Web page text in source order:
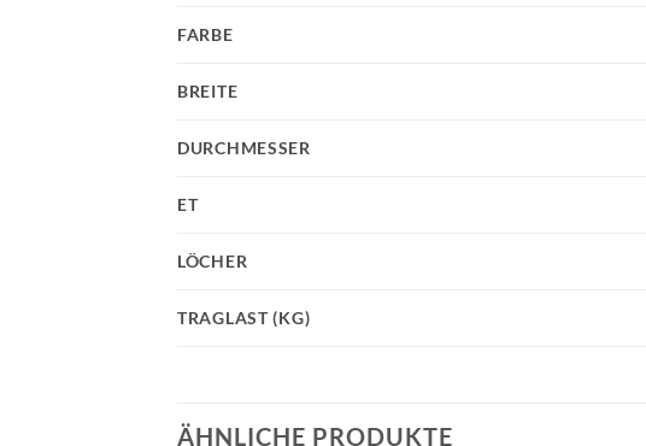
FARBE
BREITE
DURCHMESSER
ET
LÖCHER
TRAGLAST (KG)
ÄHNLICHE PRODUKTE